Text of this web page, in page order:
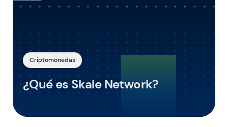
Criptomonedas
¿Qué es Skale Network?